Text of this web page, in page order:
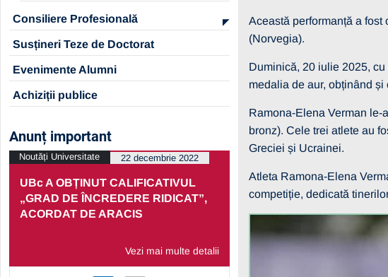
Consiliere Profesională
Susțineri Teze de Doctorat
Evenimente Alumni
Achiziții publice
Anunț important
UBc A OBȚINUT CALIFICATIVUL
„GRAD DE ÎNCREDERE RIDICAT”,
ACORDAT DE ARACIS
Vezi mai multe detalii
Noutăți Universitate 22 decembrie 2022
PRELUNGIRE
PARTENERI –
ECONOMICI
Vezi
Noutăți Universitate
Această performanță a
(Norvegia).
Duminică, 20 iulie 2025,
medalia de aur, obținând
Ramona-Elena Verman le-
bronz). Cele trei atlete au
Greciei și Ucrainei.
Atleta Ramona-Elena
competiție, dedicată